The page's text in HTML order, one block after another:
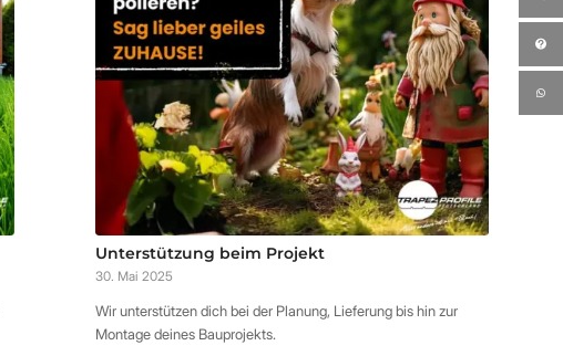
Unterstützung beim Projekt
30. Mai 2025
Wir unterstützen dich bei der Planung, Lieferung bis hin zur
Montage deines Bauprojekts.